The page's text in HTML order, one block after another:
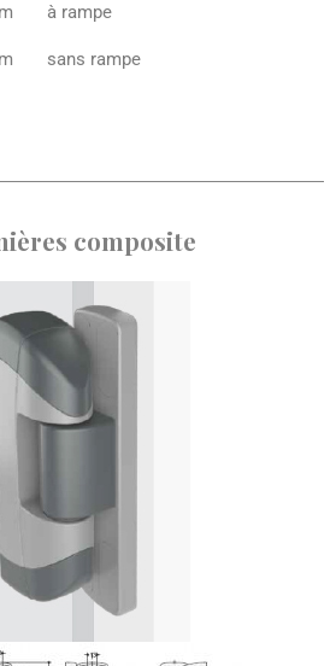
à rampe
sans rampe
composite